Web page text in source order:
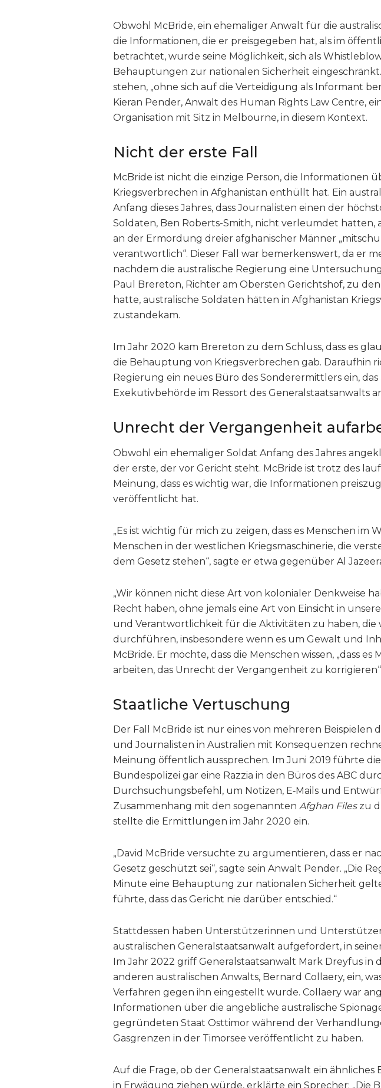
Obwohl McBride, ein ehemaliger Anwalt für die
die Informationen, die er preisgegeben hat, als im
betrachtet, wurde seine Möglichkeit, sich als
Behauptungen zur nationalen Sicherheit
stehen, „ohne sich auf die Verteidigung als Informant
Kieran Pender, Anwalt des Human Rights Law Centre,
Organisation mit Sitz in Melbourne, in diesem Kontext.
Nicht der erste Fall
McBride ist nicht die einzige Person, die Informationen
Kriegsverbrechen in Afghanistan enthüllt hat. Ein
Anfang dieses Jahres, dass Journalisten einen der
Soldaten, Ben Roberts-Smith, nicht verleumdet hatten,
an der Ermordung dreier afghanischer Männer
verantwortlich“. Dieser Fall war bemerkenswert, da er
nachdem die australische Regierung eine
Paul Brereton, Richter am Obersten Gerichtshof, zu
hatte, australische Soldaten hätten in Afghanistan
zustandekam.
Im Jahr 2020 kam Brereton zu dem Schluss, dass es
die Behauptung von Kriegsverbrechen gab. Daraufhin
Regierung ein neues Büro des Sonderermittlers ein,
Exekutivbehörde im Ressort des Generalstaatsanwalts
Unrecht der Vergangenheit
Obwohl ein ehemaliger Soldat Anfang des Jahres
der erste, der vor Gericht steht. McBride ist trotz des
Meinung, dass es wichtig war, die Informationen
veröffentlicht hat.
„Es ist wichtig für mich zu zeigen, dass es Menschen im
Menschen in der westlichen Kriegsmaschinerie, die
dem Gesetz stehen“, sagte er etwa gegenüber Al
„Wir können nicht diese Art von kolonialer Denkweise
Recht haben, ohne jemals eine Art von Einsicht in
und Verantwortlichkeit für die Aktivitäten zu haben, die
durchführen, insbesondere wenn es um Gewalt und
McBride. Er möchte, dass die Menschen wissen, „dass es
arbeiten, das Unrecht der Vergangenheit zu
Staatliche Vertuschung
Der Fall McBride ist nur eines von mehreren Beispielen
und Journalisten in Australien mit Konsequenzen
Meinung öffentlich aussprechen. Im Juni 2019 führte
Bundespolizei gar eine Razzia in den Büros des ABC
Durchsuchungsbefehl, um Notizen, E‑Mails und
Zusammenhang mit den sogenannten Afghan Fileszu
stellte die Ermittlungen im Jahr 2020 ein.
„David McBride versuchte zu argumentieren, dass er
Gesetz geschützt sei“, sagte sein Anwalt Pender. „Die
Minute eine Behauptung zur nationalen Sicherheit
führte, dass das Gericht nie darüber entschied.“
Stattdessen haben Unterstützerinnen und
australischen Generalstaatsanwalt aufgefordert, in
Im Jahr 2022 griff Generalstaatsanwalt Mark Dreyfus in
anderen australischen Anwalts, Bernard Collaery, ein,
Verfahren gegen ihn eingestellt wurde. Collaery war
Informationen über die angebliche australische
gegründeten Staat Osttimor während der
Gasgrenzen in der Timorsee veröffentlicht zu haben.
Auf die Frage, ob der Generalstaatsanwalt ein ähnliches
in Erwägung ziehen würde, erklärte ein Sprecher: „Die